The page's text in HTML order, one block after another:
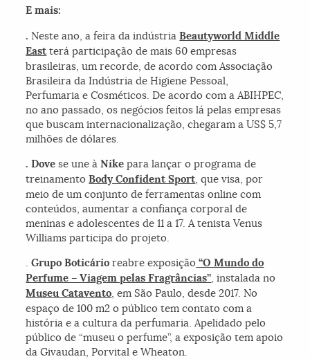
E mais:
. Neste ano, a feira da indústriaBeautyworld Middle
Eastterá participação de mais 60 empresas
brasileiras, um recorde, de acordo com Associação
Brasileira da Indústria de Higiene Pessoal,
Perfumaria e Cosméticos. De acordo com a ABIHPEC,
no ano passado, os negócios feitos lá pelas empresas
que buscam internacionalização, chegaram a US$ 5,7
milhões de dólares.
. Dove se une à Nike para lançar o programa de
treinamentoBody Confident Sport, que visa, por
meio de um conjunto de ferramentas online com
conteúdos, aumentar a confiança corporal de
meninas e adolescentes de 11 a 17. A tenista Venus
Williams participa do projeto.
.Grupo Boticário reabre exposição “O Mundo do
Perfume – Viagem pelas Fragrâncias”, instalada no
Museu Catavento, em São Paulo, desde 2017. No
espaço de 100 m2 o público tem contato com a
história e a cultura da perfumaria. Apelidado pelo
público de “museu o perfume”, a exposição tem apoio
da Givaudan, Porvital e Wheaton.